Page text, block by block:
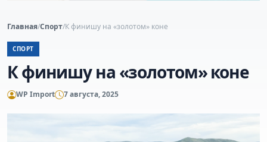
Главная/Спорт/К финишу на «золотом» коне
СПОРТ
К финишу на «золотом» коне
WP Import 7 августа, 2025